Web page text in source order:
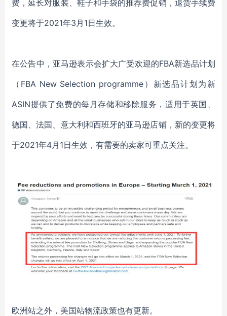
费，延长对服装、鞋子和手袋的推荐费促销，退货手续费
变更将于2021年3月1日生效。
在公告中，亚马逊表示会扩大广受欢迎的FBA新选品计划
（FBA New Selection programme）新选品计划为新
ASIN提供了免费的每月存储和移除服务，适用于英国、
德国、法国、意大利和西班牙的亚马逊店铺，新的变更将
于2021年4月1日生效，有需要的卖家可重点关注。
欧洲站之外，美国站物流政策也有更新。